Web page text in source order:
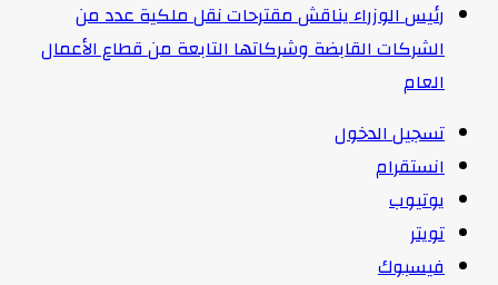
رئيس الوزراء يناقش مقترحات نقل ملكية عدد من
الشركات القابضة وشركاتها التابعة من قطاع الأعمال
العام
تسجيل الدخول
انستقرام
يوتيوب
تويتر
فيسبوك